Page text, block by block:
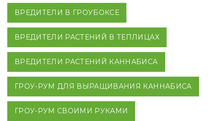
ВРЕДИТЕЛИ В ГРОУБОКСЕ
ВРЕДИТЕЛИ РАСТЕНИЙ В ТЕПЛИЦАХ
ВРЕДИТЕЛИ РАСТЕНИЙ КАННАБИСА
ГРОУ-РУМ ДЛЯ ВЫРАЩИВАНИЯ КАННАБИСА
ГРОУ-РУМ СВОИМИ РУКАМИ